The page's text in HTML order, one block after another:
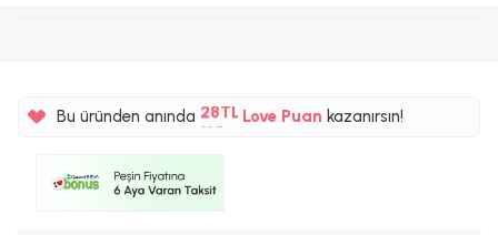
Bu üründen anında %5 Love Puankazanırsın!